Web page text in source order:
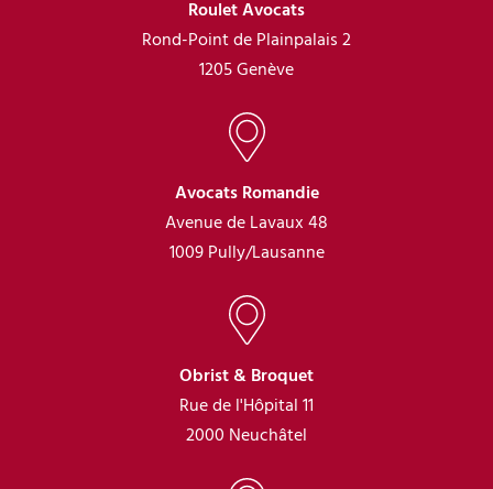
Roulet Avocats
Rond-Point de Plainpalais 2
1205 Genève
Avocats Romandie
Avenue de Lavaux 48
1009 Pully/Lausanne
Obrist & Broquet
Rue de l'Hôpital 11
2000 Neuchâtel